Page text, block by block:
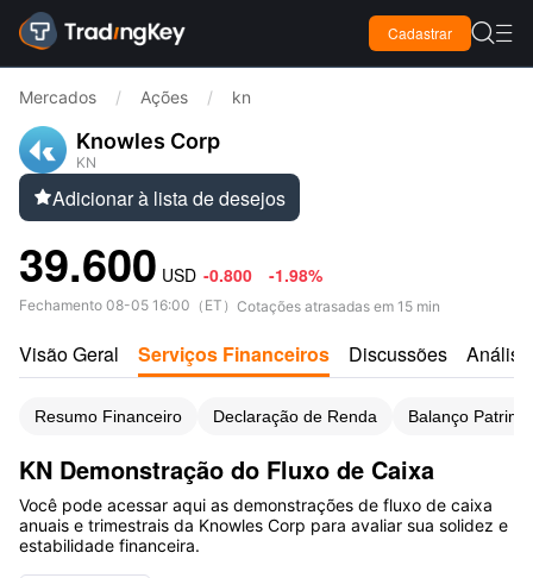
Cadastrar  
Mercados / Ações / kn
Knowles Corp
KN
Adicionar à lista de desejos
39.600 USD -0.800 -1.98%
Fechamento 08-05 16:00 （ ET ） Cotações atrasadas em 15 min
Visão Geral Serviços Financeiros Discussões
Resumo Financeiro Declaração de Renda Balanço
KN Demonstração do Fluxo de Caixa
Você pode acessar aqui as demonstrações de fluxo de caixa
anuais e trimestrais da Knowles Corp para avaliar sua solidez e
estabilidade financeira.